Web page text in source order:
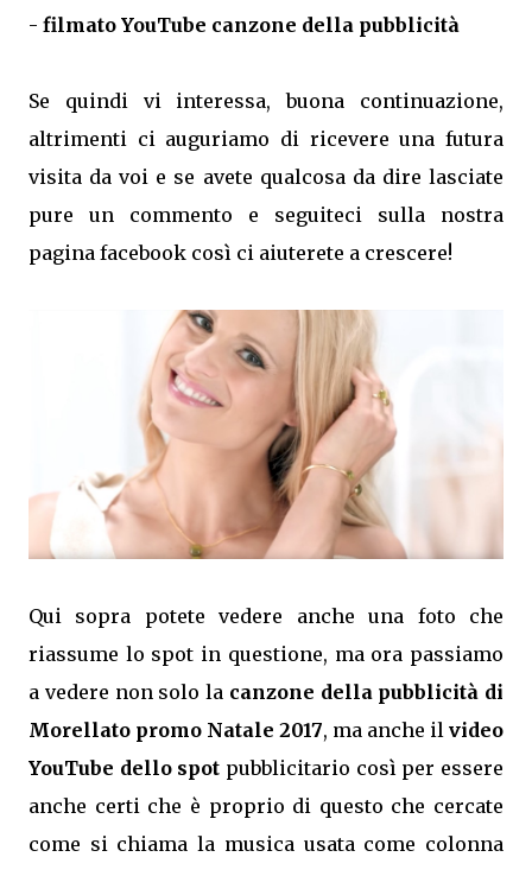
- filmato YouTube canzone della pubblicità
Se quindi vi interessa, buona continuazione,
altrimenti ci auguriamo di ricevere una futura
visita da voi e se avete qualcosa da dire lasciate
pure un commento e seguiteci sulla nostra
pagina facebook così ci aiuterete a crescere!
Qui sopra potete vedere anche una foto che
riassume lo spot in questione, ma ora passiamo
a vedere non solo la canzone della pubblicità di
Morellato promo Natale 2017, ma anche il video
YouTube dello spot pubblicitario così per essere
anche certi che è proprio di questo che cercate
come si chiama la musica usata come colonna